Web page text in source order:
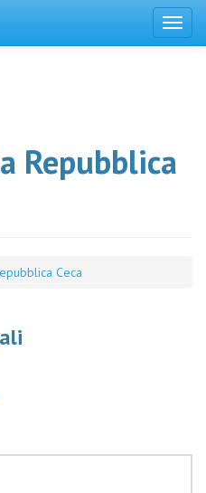
Repubblica
Ceca